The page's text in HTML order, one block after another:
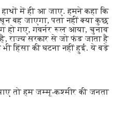
में ही आ जाए. हमने कहा कि
बह जाएगा, पता नहीं क्या कुछ
गए, गवर्नर रूल आया, चुनाव
राज्य सरकार से जो फंड जाता है
हिंसा की घटना नहीं हुई. ये बड़े
तो हम जम्मू-कश्मीर की जनता